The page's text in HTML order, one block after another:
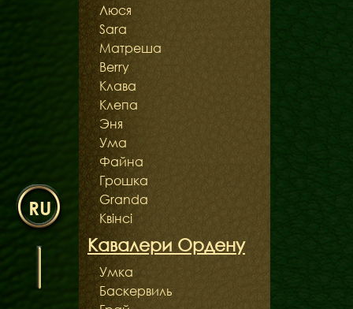
Люся
Sara
Матреша
Berry
Клава
Клепа
Эня
Ума
Файна
Грошка
Granda
Квінсі
Кавалери Ордену
Умка
Баскервиль
RU